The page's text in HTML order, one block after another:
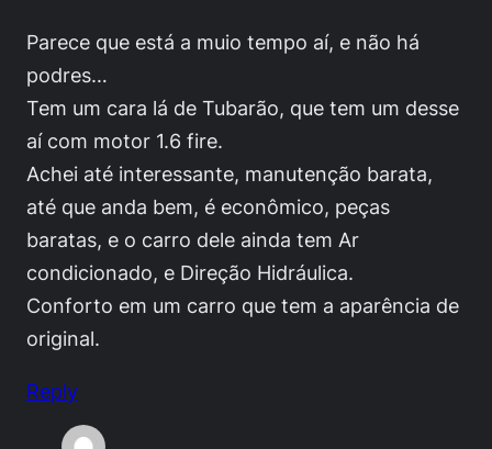
Parece que está a muio tempo aí, e não há
podres…
Tem um cara lá de Tubarão, que tem um desse
aí com motor 1.6 fire.
Achei até interessante, manutenção barata,
até que anda bem, é econômico, peças
baratas, e o carro dele ainda tem Ar
condicionado, e Direção Hidráulica.
Conforto em um carro que tem a aparência de
original.
Reply